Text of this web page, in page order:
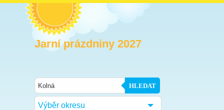
Jarní prázdniny 2027
HLEDAT
Výběr okresu